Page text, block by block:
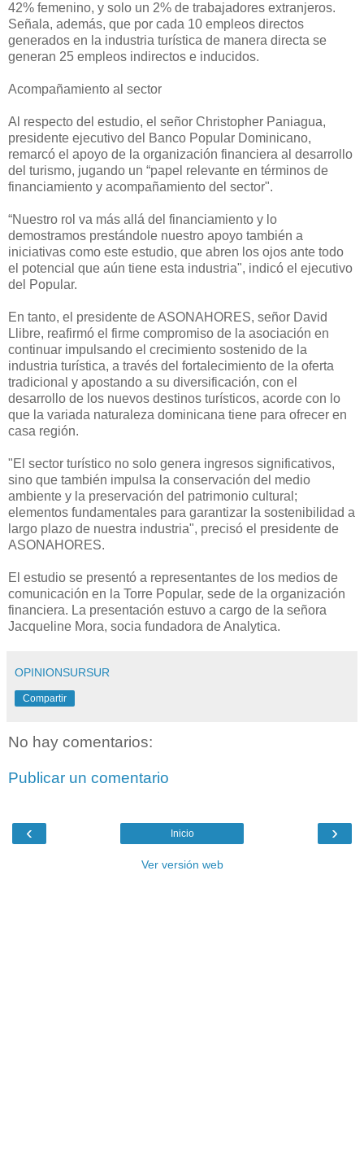
42% femenino, y solo un 2% de trabajadores extranjeros.
Señala, además, que por cada 10 empleos directos
generados en la industria turística de manera directa se
generan 25 empleos indirectos e inducidos.
Acompañamiento al sector
Al respecto del estudio, el señor Christopher Paniagua,
presidente ejecutivo del Banco Popular Dominicano,
remarcó el apoyo de la organización financiera al desarrollo
del turismo, jugando un “papel relevante en términos de
financiamiento y acompañamiento del sector".
“Nuestro rol va más allá del financiamiento y lo
demostramos prestándole nuestro apoyo también a
iniciativas como este estudio, que abren los ojos ante todo
el potencial que aún tiene esta industria", indicó el ejecutivo
del Popular.
En tanto, el presidente de ASONAHORES, señor David
Llibre, reafirmó el firme compromiso de la asociación en
continuar impulsando el crecimiento sostenido de la
industria turística, a través del fortalecimiento de la oferta
tradicional y apostando a su diversificación, con el
desarrollo de los nuevos destinos turísticos, acorde con lo
que la variada naturaleza dominicana tiene para ofrecer en
casa región.
"El sector turístico no solo genera ingresos significativos,
sino que también impulsa la conservación del medio
ambiente y la preservación del patrimonio cultural;
elementos fundamentales para garantizar la sostenibilidad a
largo plazo de nuestra industria", precisó el presidente de
ASONAHORES.
El estudio se presentó a representantes de los medios de
comunicación en la Torre Popular, sede de la organización
financiera. La presentación estuvo a cargo de la señora
Jacqueline Mora, socia fundadora de Analytica.
OPINIONSURSUR
Compartir
No hay comentarios:
Publicar un comentario
‹ ›
Inicio
Ver versión web